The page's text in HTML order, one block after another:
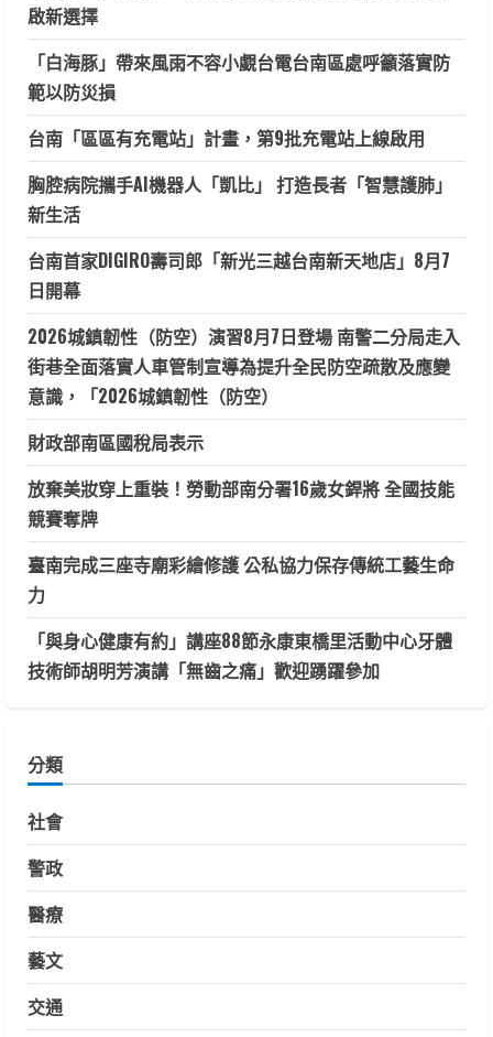
啟新選擇
「白海豚」帶來風雨不容小覷台電台南區處呼籲落實防
範以防災損
台南「區區有充電站」計畫，第9批充電站上線啟用
胸腔病院攜手AI機器人「凱比」 打造長者「智慧護肺」
新生活
台南首家DIGIRO壽司郎「新光三越台南新天地店」8月7
日開幕
2026城鎮韌性（防空）演習8月7日登場 南警二分局走入
街巷全面落實人車管制宣導為提升全民防空疏散及應變
意識，「2026城鎮韌性（防空）
財政部南區國稅局表示
放棄美妝穿上重裝！勞動部南分署16歲女銲將 全國技能
競賽奪牌
臺南完成三座寺廟彩繪修護 公私協力保存傳統工藝生命
力
「與身心健康有約」講座88節永康東橋里活動中心牙體
技術師胡明芳演講「無齒之痛」歡迎踴躍參加
分類
社會
警政
醫療
藝文
交通